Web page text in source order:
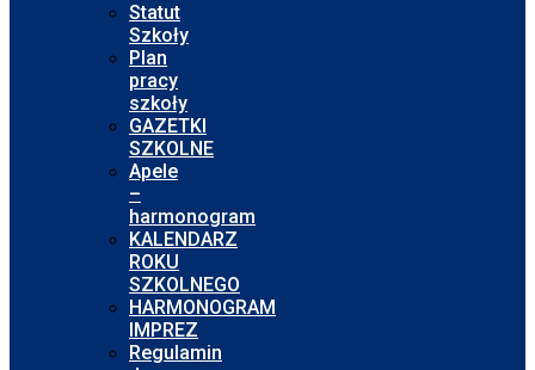
Statut
Szkoły
Plan
pracy
szkoły
GAZETKI
SZKOLNE
Apele
–
harmonogram
KALENDARZ
ROKU
SZKOLNEGO
HARMONOGRAM
IMPREZ
Regulamin